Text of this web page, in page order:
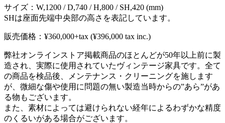
サイズ：W,1200 / D,740 / H,800 / SH,420 (mm)
SHは座面先端中央部の高さを表記しています。
販売価格：¥360,000+tax (¥396,000 tax inc.)
弊社オンラインストア掲載商品のほとんどが50年以上前に製
造され、実際に使用されていたヴィンテージ家具です。全て
の商品を検品後、メンテナンス・クリーニングを施します
が、微細な傷や使用に問題の無い製造当時からの”あら”があ
る物もございます。
また、素材によっては避けられない経年によるわずかな精度
のくるいがある場合がございます。